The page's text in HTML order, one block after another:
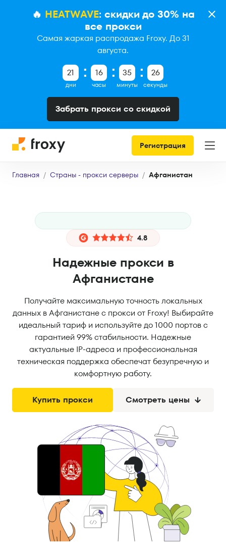
🔥 HEATWAVE: скидки до 30% на
все прокси
Самая жаркая распродажа Froxy. До 31
августа.
21
дни
16
часы
35
минуты
25
секунды
Забрать прокси со скидкой
Регистрация
Главная Страны - прокси серверы Афганистан
4.8
Надежные прокси в
Афганистане
Получайте максимальную точность локальных
данных в Афганистане с прокси от Froxy! Выбирайте
идеальный тариф и используйте до 1000 портов с
гарантией 99% стабильности. Надежные
актуальные IP-адреса и профессиональная
техническая поддержка обеспечат безупречную и
комфортную работу.
Купить прокси Смотреть цены